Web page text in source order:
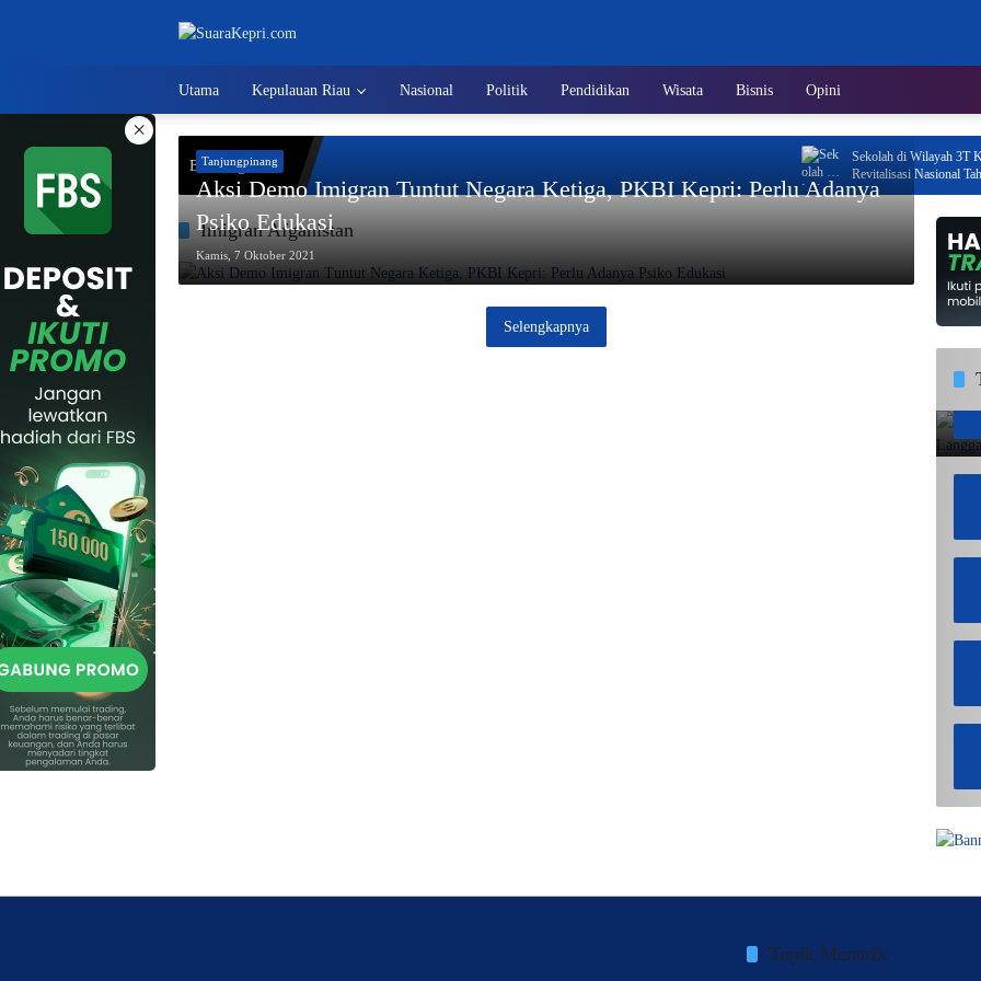
Utama Kepulauan Riau Nasional Politik Pendidikan Wisata Bisnis Opini
×
Breaking News
Sekolah di Wilayah 3T
Revitalisasi Nasional Tahun
Imigran Afganistan
Tanjungpinang
Aksi Demo Imigran Tuntut Negara Ketiga, PKBI Kepri: Perlu Adanya
Psiko Edukasi
Kamis, 7 Oktober 2021
Selengkapnya
Topik Menarik